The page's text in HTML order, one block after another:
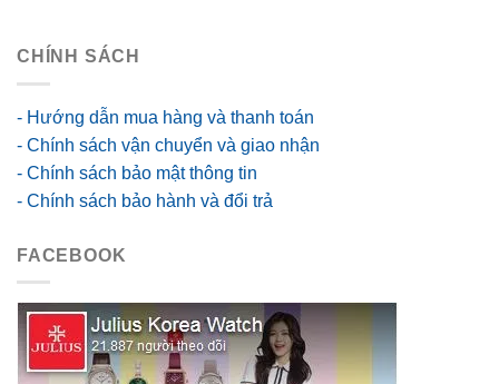
CHÍNH SÁCH
- Hướng dẫn mua hàng và thanh toán
- Chính sách vận chuyển và giao nhận
- Chính sách bảo mật thông tin
- Chính sách bảo hành và đổi trả
FACEBOOK